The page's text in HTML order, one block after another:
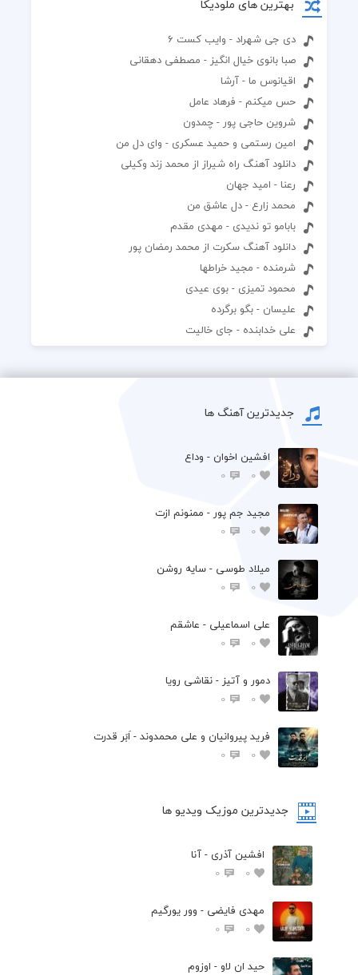
بهترین های ملودیکا
دی جی شهراد - وایب کست 6
صبا بانوی خیال انگیز - مصطفی دهقانی
اقیانوس ما - آرشا
حس میکنم - فرهاد عامل
شروین حاجی پور - چمدون
امین رستمی و حمید عسکری - وای دل من
دانلود آهنگ راه شیراز از محمد زند وکیلی
رعنا - امید جهان
محمد زارع - دل عاشق من
بابامو تو ندیدی - مهدی مقدم
دانلود آهنگ سکرت از محمد رمضان پور
شرمنده - مجید خراطها
محمود تمیزی - بوی عیدی
علیسان - بگو برگرده
علی خدابنده - جای خالیت
جدیدترین آهنگ ها
افشين اخوان - وداع
0
0
مجید جم پور - ممنونم ازت
0
0
میلاد طوسی - سایه روشن
0
0
علی اسماعیلی - عاشقم
0
0
دمور و آتیز - نقاشی رویا
0
0
فرید پیروانیان و علی محمدوند - اَبَر قدرت
0
0
جدیدترین موزیک ویدیو ها
افشین آذری - آنا
0
0
مهدی فایضی - وور یورگیم
0
0
حید ان لاو - اوزوم